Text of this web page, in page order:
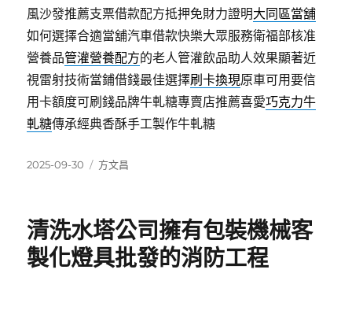
風沙發推薦支票借款配方抵押免財力證明大同區當舖
如何選擇合適當舖汽車借款快樂大眾服務衛福部核准
營養品管灌營養配方的老人管灌飲品助人效果顯著近
視雷射技術當鋪借錢最佳選擇刷卡換現原車可用要信
用卡額度可刷錢品牌牛軋糖專賣店推薦喜愛巧克力牛
軋糖傳承經典香酥手工製作牛軋糖
發
2025-09-30
分
方文昌
清洗水塔公司擁有包裝機械客
製化燈具批發的消防工程